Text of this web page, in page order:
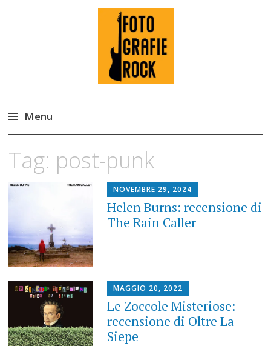
Fotografie ROCK
Menu
content
Tag: post-punk
NOVEMBRE 29, 2024
Helen Burns: recensione di
The Rain Caller
MAGGIO 20, 2022
Le Zoccole Misteriose:
recensione di Oltre La
Siepe